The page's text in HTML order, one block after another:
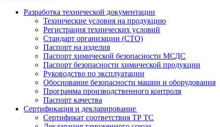
Разработка технической документации
Технические условия на продукцию
Регистрация технических условий
Стандарт организации (СТО)
Паспорт на изделия
Паспорт химической безопасности МСДС
Паспорт безопасности химической продукции
Руководство по эксплуатации
Обоснование безопасности машин и оборудования
Программа производственного контроля
Паспорт качества
Сертификация и декларирование
Сертификат соответствия ТР ТС